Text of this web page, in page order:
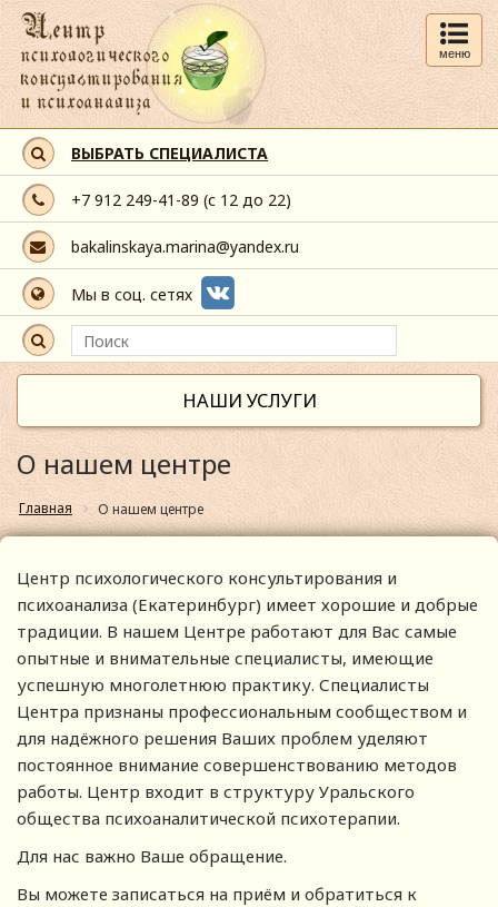
меню
ВЫБРАТЬ СПЕЦИАЛИСТА
+7 912 249-41-89 (с 12 до 22)
bakalinskaya.marina@yandex.ru
Мы в соц. сетях
НАШИ УСЛУГИ
О нашем центре
Главная О нашем центре
Центр психологического консультирования и
психоанализа (Екатеринбург) имеет хорошие и добрые
традиции. В нашем Центре работают для Вас самые
опытные и внимательные специалисты, имеющие
успешную многолетнюю практику. Специалисты
Центра признаны профессиональным сообществом и
для надёжного решения Ваших проблем уделяют
постоянное внимание совершенствованию методов
работы. Центр входит в структуру Уральского
общества психоаналитической психотерапии.
Для нас важно Ваше обращение.
Вы можете записаться на приём и обратиться к